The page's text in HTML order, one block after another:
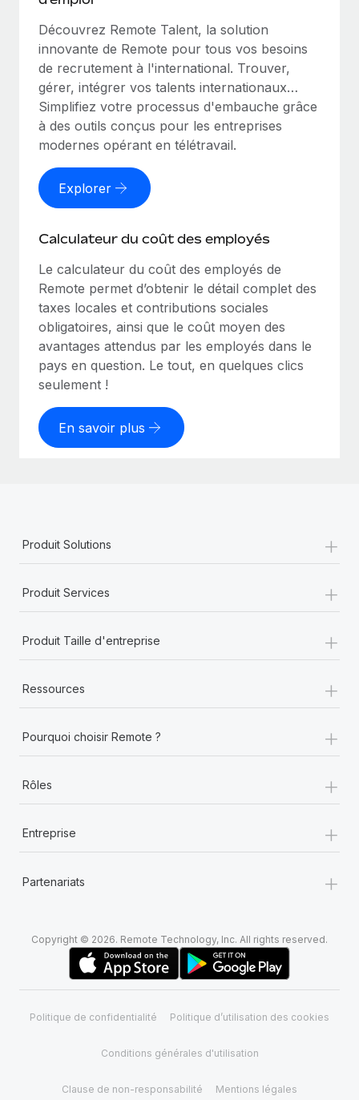
Découvrez Remote Talent, la solution
innovante de Remote pour tous vos besoins
de recrutement à l'international. Trouver,
gérer, intégrer vos talents internationaux…
Simplifiez votre processus d'embauche grâce
à des outils conçus pour les entreprises
modernes opérant en télétravail.
Explorer
Calculateur du coût des employés
Le calculateur du coût des employés de
Remote permet d’obtenir le détail complet des
taxes locales et contributions sociales
obligatoires, ainsi que le coût moyen des
avantages attendus par les employés dans le
pays en question. Le tout, en quelques clics
seulement !
En savoir plus
Produit Solutions +
Produit Services +
Produit Taille d'entreprise +
Ressources +
Pourquoi choisir Remote ? +
Rôles +
Entreprise +
Partenariats +
Copyright © 2026. Remote Technology, Inc. All rights reserved.
Politique de confidentialité Politique d’utilisation des cookies
Conditions générales d'utilisation
Clause de non-responsabilité Mentions légales